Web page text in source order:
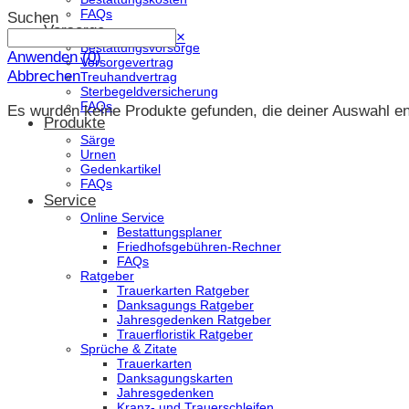
FAQs
Vorsorge
Bestattungsvorsorge
Vorsorgevertrag
Treuhandvertrag
Sterbegeldversicherung
FAQs
Produkte
Särge
Urnen
Gedenkartikel
FAQs
Service
Online Service
Bestattungsplaner
Friedhofsgebühren-Rechner
FAQs
Ratgeber
Trauerkarten Ratgeber
Danksagungs Ratgeber
Jahresgedenken Ratgeber
Trauerfloristik Ratgeber
Sprüche & Zitate
Trauerkarten
Danksagungskarten
Jahresgedenken
Suchen
Suchen
×
Anwenden(0)
Abbrechen
Es wurden keine Produkte gefunden, die deiner Auswahl